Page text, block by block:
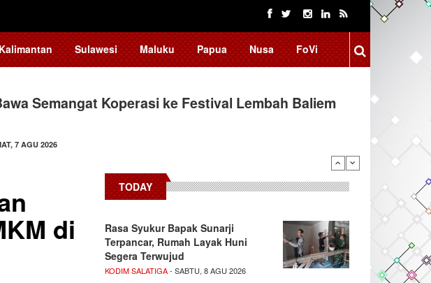
Kalimantan Sulawesi Maluku Papua Nusa FoVi
Semangat Koperasi ke Festival Lembah Baliem
7 AGU 2026
Daya Saing Indonesia, BRIN Fokus Kembangkan
7 AGU 2026
di
TODAY
Rasa Syukur Bapak Sunarji
Terpancar, Rumah Layak Huni
Segera Terwujud
KODIM SALATIGA- SABTU, 8 AGU 2026